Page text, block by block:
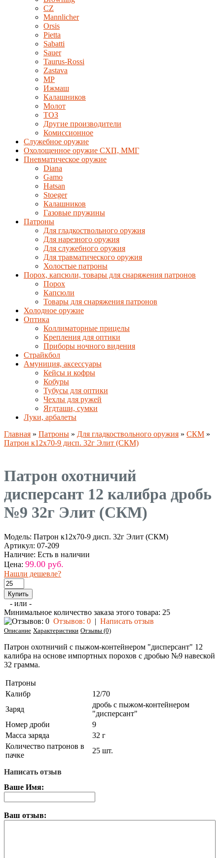
CZ
Mannlicher
Orsis
Pietta
Sabatti
Sauer
Taurus-Rossi
Zastava
MP
Ижмаш
Калашников
Молот
ТОЗ
Другие производители
Комиссионное
Служебное оружие
Охолощенное оружие СХП, ММГ
Пневматическое оружие
Diana
Gamo
Hatsan
Stoeger
Калашников
Газовые пружины
Патроны
Для гладкоствольного оружия
Для нарезного оружия
Для служебного оружия
Для травматического оружия
Холостые патроны
Порох, капсюли, товары для снаряжения патронов
Порох
Капсюли
Товары для снаряжения патронов
Холодное оружие
Оптика
Коллиматорные прицелы
Крепления для оптики
Приборы ночного видения
Страйкбол
Амуниция, аксессуары
Кейсы и кофры
Кобуры
Тубусы для оптики
Чехлы для ружей
Ягдташи, сумки
Луки, арбалеты
Главная » Патроны » Для гладкоствольного оружия » СКМ »
Патрон к12х70-9 дисп. 32г Элит (СКМ)
Патрон охотничий
дисперсант 12 калибра дробь
№9 32г Элит (СКМ)
Модель: Патрон к12х70-9 дисп. 32г Элит (СКМ)
Артикул: 07-209
Наличие: Есть в наличии
Цена: 99.00 руб.
Нашли дешевле?
- или -
Минимальное количество заказа этого товара: 25
Отзывов: 0 | Написать отзыв
Описание Характеристики Отзывы (0)
Патрон охотничий с пыжом-контейнером "дисперсант" 12
калибра на основе импортных порохов с дробью №9 навеской
32 грамма.
Патроны
Калибр
12/70
Заряд
дробь с пыжом-контейнером
"дисперсант"
Номер дроби
9
Масса заряда
32 г
Количество патронов в
пачке
25 шт.
Написать отзыв
Ваше Имя:
Ваш отзыв: